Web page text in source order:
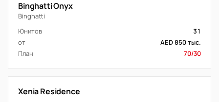
Binghatti Onyx
Binghatti
Юнитов
31
от
AED 850 тыс.
План
70/30
Xenia Residence